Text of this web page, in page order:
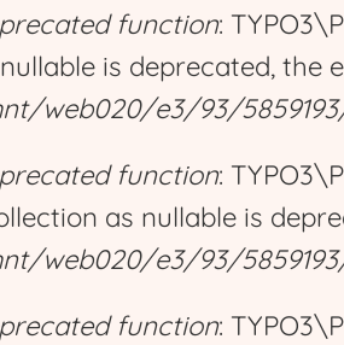
function:
is deprecated, the
web020/e3/93/
function:
as nullable is
web020/e3/93/
function: